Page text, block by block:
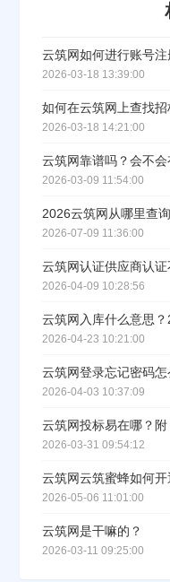
云筑网如何进行账号注
2026-03-18 13:39:00
如何在云筑网上查找招
2026-03-18 14:21:00
云筑网靠谱吗？会不会
2026-03-09 11:54:00
2026云筑网从哪里查
2026-07-09 11:36:00
云筑网认证供应商认
2026-04-09 10:28:56
云筑网入库什么意思
2026-04-23 10:21:00
云筑网登录忘记密码
2026-04-03 10:37:09
云筑网投标易在哪？
2026-03-31 09:54:12
2026-05-06 11:01:00
云筑网是干嘛的？
2026-03-11 09:25:00
公司所在地
请选择省市
经办人
填写联系电话后会有服